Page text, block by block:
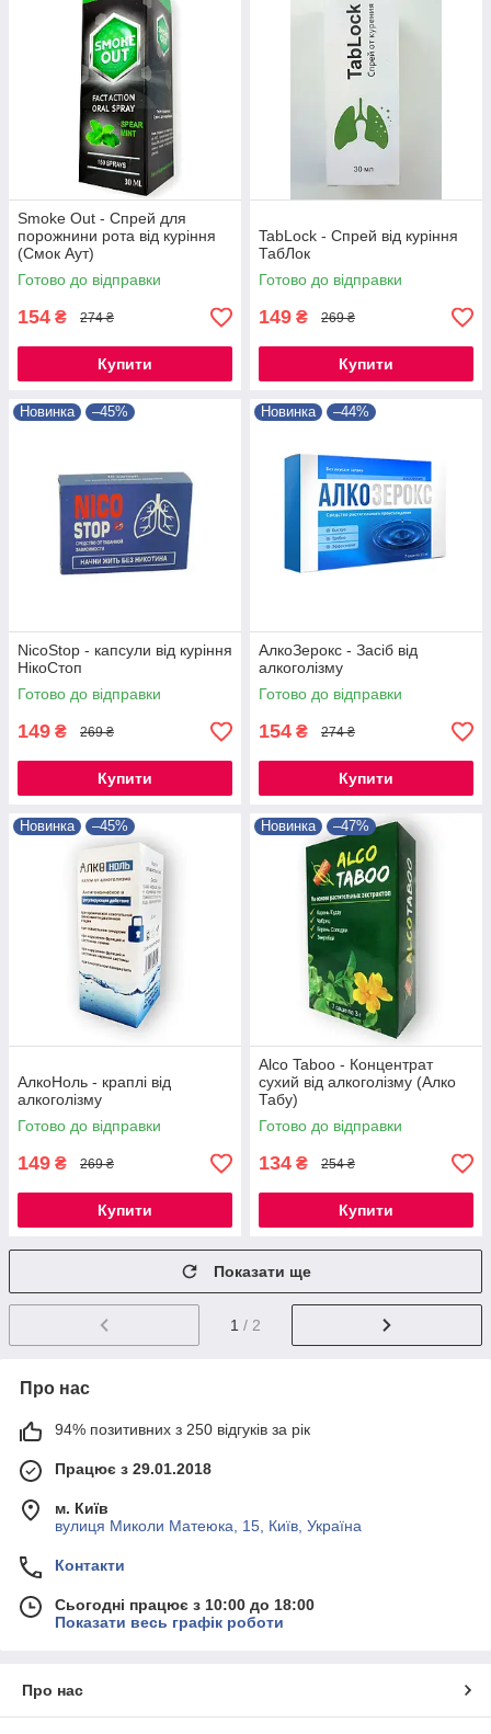
Smoke Out - Спрей для
порожнини рота від куріння
(Смок Аут)
Готово до відправки
154 ₴ 274 ₴
Купити
TabLock - Спрей від куріння
ТабЛок
Готово до відправки
149 ₴ 269 ₴
Купити
Новинка –45%
NicoStop - капсули від куріння
НікоСтоп
Готово до відправки
149 ₴ 269 ₴
Купити
Новинка –44%
АлкоЗерокс - Засіб від
алкоголізму
Готово до відправки
154 ₴ 274 ₴
Купити
Новинка –45%
АлкоНоль - краплі від
алкоголізму
Готово до відправки
149 ₴ 269 ₴
Купити
Новинка –47%
Alco Taboo - Концентрат
сухий від алкоголізму (Алко
Табу)
Готово до відправки
134 ₴ 254 ₴
Купити
Показати ще
1 / 2
Про нас
94% позитивних з 250 відгуків за рік
Працює з 29.01.2018
м. Київ
вулиця Миколи Матеюка, 15, Київ, Україна
Контакти
Сьогодні працює з 10:00 до 18:00
Показати весь графік роботи
Про нас